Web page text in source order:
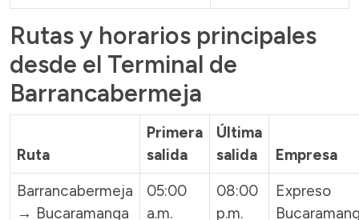
Rutas y horarios principales
desde el Terminal de
Barrancabermeja
Ruta
Primera
salida
Última
salida
Empresa
Barrancabermeja
→ Bucaramanga
05:00
a.m.
08:00
p.m.
Expreso